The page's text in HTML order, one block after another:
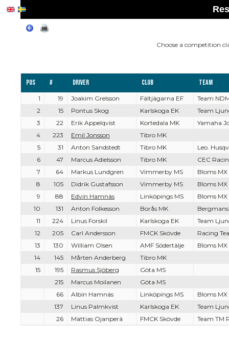
Choose a competition
Pos # Driver Club Team
1 19 Joakim Grelsson Fältjägarna EF
Team
2
15 Pontus Skog Karlskoga EK
Team
3
22 Erik Appelqvist Kortedala MK
Yamaha
4
223 Emil Jonsson
Tibro MK
5
31 Anton Sandstedt Tibro MK
Leo.
6
47 Marcus Adielsson Tibro MK
CEC
7
64 Markus Lundgren Vimmerby MS
Bloms
8
105 Didrik Gustafsson Vimmerby MS
Bloms
9
88 Edvin Hamnäs Linköpings MS
Bloms
10
131 Anton Folkesson Borås MK
11
224 Linus Forskil Karlskoga EK
Team
12
205 Carl Andersson FMCK Skövde
Racing
13
130 William Olsen AMF Södertälje
Bloms
14
145 Mårten Anderberg
Tibro MK
15
195 Rasmus Sjöberg
Göta MS
215
Marcus Moilanen
Göta MS
66
Albin Hamnäs Linköpings MS
Bloms
137
Linus Palmkvist Karlskoga EK
Team
26
Mattias Ojanperä FMCK Skövde Team TM